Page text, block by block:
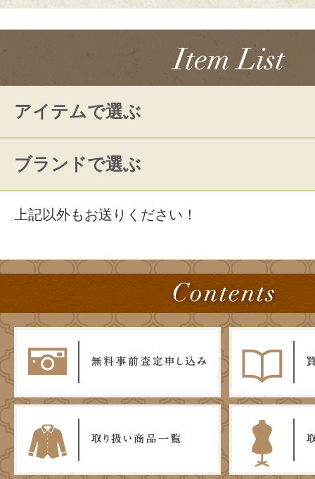
アイテムで選ぶ
ブランドで選ぶ
上記以外もお送りください！